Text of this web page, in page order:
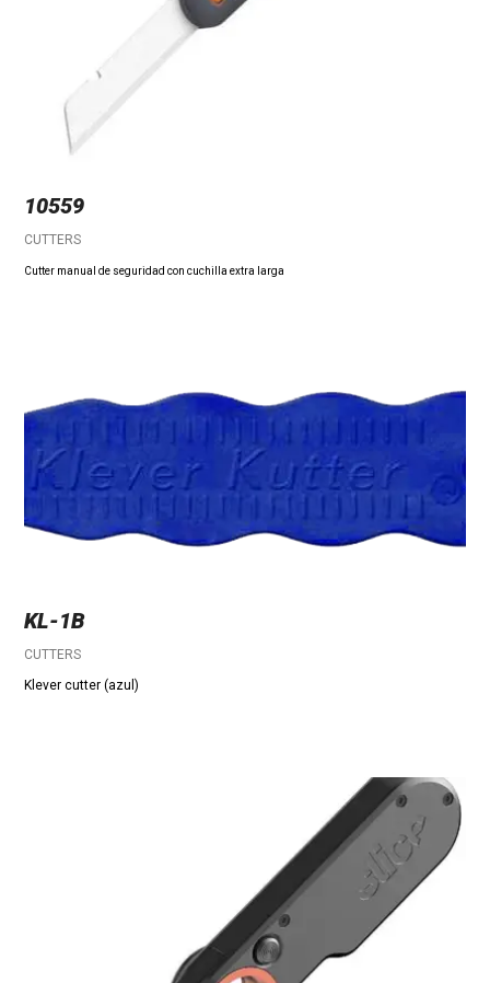
10559
CUTTERS
Cutter manual de seguridad con cuchilla extra larga
KL-1B
CUTTERS
Klever cutter (azul)